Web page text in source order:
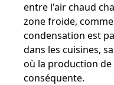
entre l'air chaud
zone froide,
condensation est
dans les cuisines,
où la production
conséquente.